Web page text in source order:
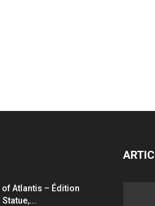
Atlantis – Édition